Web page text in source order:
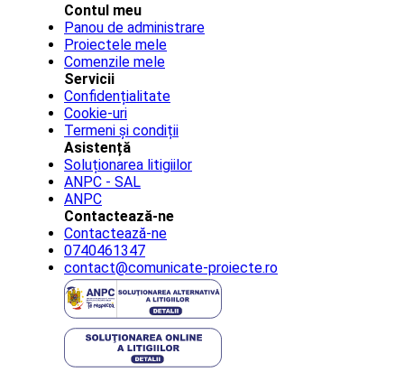
Contul meu
Panou de administrare
Proiectele mele
Comenzile mele
Servicii
Confidențialitate
Cookie-uri
Termeni și condiții
Asistență
Soluționarea litigiilor
ANPC - SAL
ANPC
Contactează-ne
Contactează-ne
0740461347
contact@comunicate-proiecte.ro